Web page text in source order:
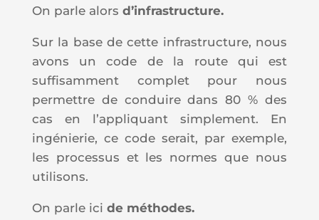
On parle alors d’infrastructure.
Sur la base de cette infrastructure, nous
avons un code de la route qui est
suffisamment complet pour nous
permettre de conduire dans80% des
cas en l’appliquant simplement. En
ingénierie, ce code serait, par exemple,
les processus et les normes que nous
utilisons.
On parle ici de méthodes.